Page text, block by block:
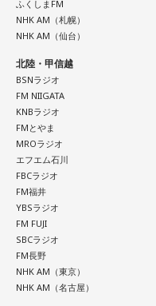
■髙津臣吾 コメント
「ショウアップナイター
おります。
ペナントレース終盤の神
増す独特の緊張感を、ラ
ます。
よろしくお願いします！
「ニッポン放送ショウア
■放送日時：8月15日（
ふくしまFM
NHK AM（札幌）
NHK AM（仙台）
北陸・甲信越
BSNラジオ
FM NIIGATA
KNBラジオ
FMとやま
MROラジオ
エフエム石川
FBCラジオ
FM福井
YBSラジオ
FM FUJI
SBCラジオ
FM長野
NHK AM（東京）
NHK AM（名古屋）